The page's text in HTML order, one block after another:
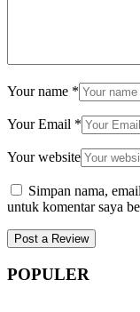
Your name *
Your Email *
Your website
Simpan nama,
untuk komentar saya
POPULER